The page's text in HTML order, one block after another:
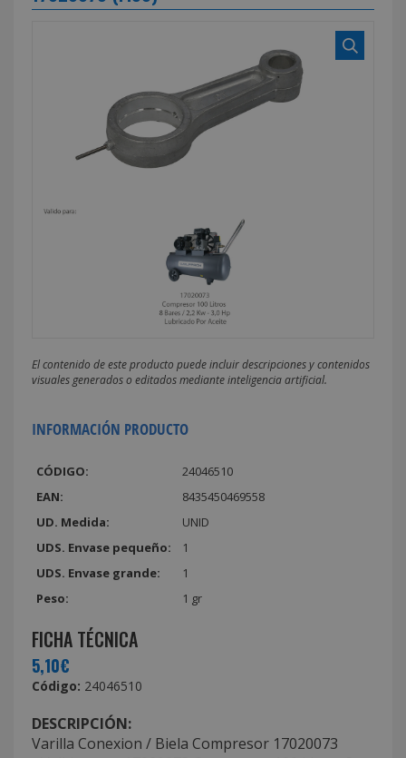
El contenido de este producto puede incluir descripciones y contenidos
visuales generados o editados mediante inteligencia artificial.
INFORMACIÓN PRODUCTO
CÓDIGO:
24046510
EAN:
8435450469558
UD. Medida:
UNID
UDS. Envase pequeño:
1
UDS. Envase grande:
1
Peso:
1 gr
FICHA TÉCNICA
5,10€
Código: 24046510
DESCRIPCIÓN:
Varilla Conexion / Biela Compresor 17020073